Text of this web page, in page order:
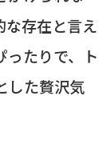
な存在と言え
ったりで、ト
した贅沢気